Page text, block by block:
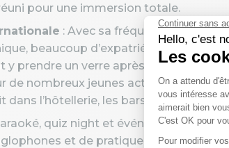
pour une immersion totale.
: Avec sa fréquentation
beaucoup d’expatriés et de
prendre un verre après leur journée.
de nombreux jeunes actifs et
l’hôtellerie, les bars ou d’autres
quiz night et événements
et de pratiquer votre anglais